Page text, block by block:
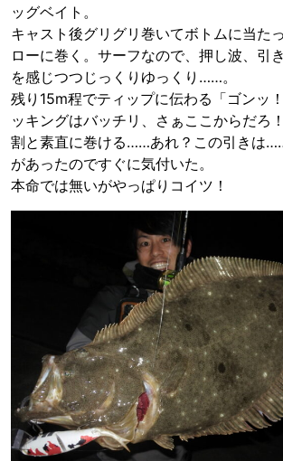
ッグベイト。
キャスト後グリグリ巻いてボトムに当た
ローに巻く。サーフなので、押し波、引
を感じつつじっくりゆっくり……。
残り15m程でティップに伝わる「ゴンッ
ッキングはバッチリ、さぁここからだろ
割と素直に巻ける……あれ？この引きは
があったのですぐに気付いた。
本命では無いがやっぱりコイツ！